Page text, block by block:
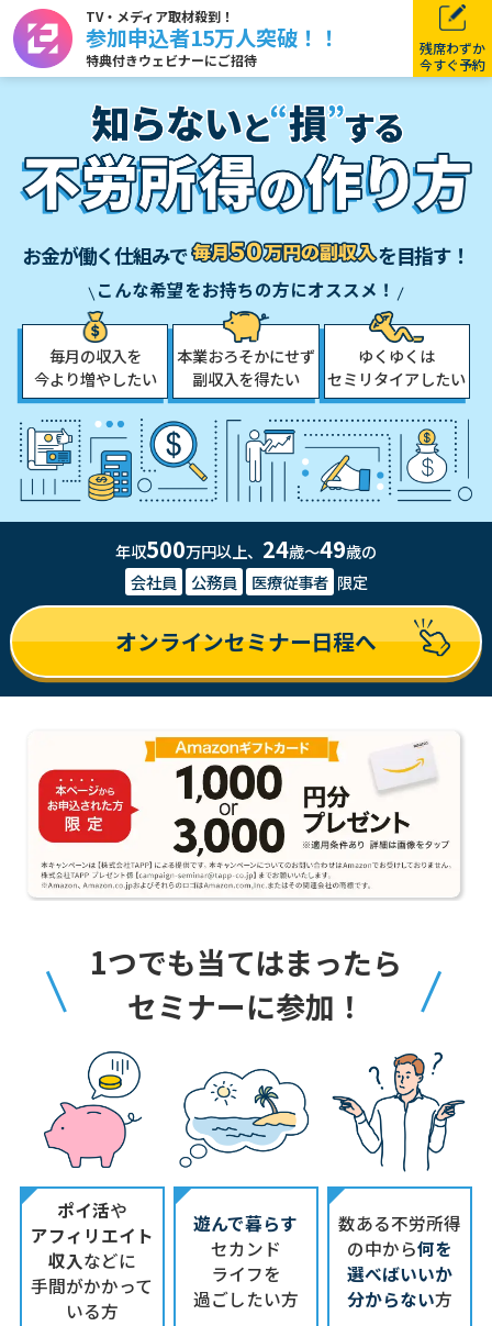
TV・メディア取材殺到！
参加申込者15万人突破！！
特典付きウェビナーにご招待
残席わずか
今すぐ予約
お金が働く仕組みで を目指す！
こんな希望をお持ちの方にオススメ！
毎月の収入を
今より増やしたい
本業おろそかにせず
副収入を得たい
ゆくゆくは
セミリタイアしたい
年収500万円以上、 24歳～49歳の
会社員
公務員 医療従事者 限定
オンラインセミナー日程へ
1つでも当てはまったら
セミナーに参加！
ポイ活や
アフィリエイト
収入などに
手間がかかって
いる方
遊んで暮らす
セカンド
ライフを
過ごしたい方
数ある不労所得
の中から何を
選べばいいか
分からない方